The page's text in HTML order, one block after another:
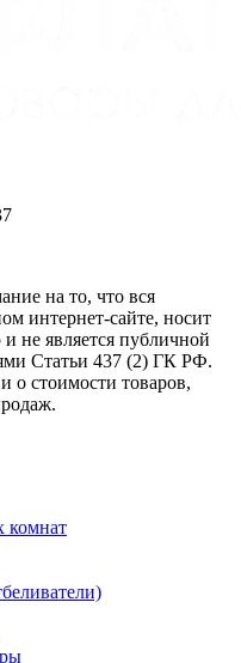
на то, что вся
интернет-сайте, носит
не является публичной
Статьи 437 (2) ГК РФ.
о стоимости товаров,
комнат